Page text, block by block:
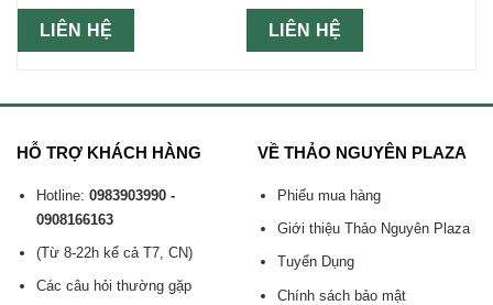
LIÊN HỆ LIÊN HỆ
HỖ TRỢ KHÁCH HÀNG
Hotline: 0983903990 -
0908166163
(Từ 8-22h kể cả T7, CN)
Các câu hỏi thường gặp
VỀ THẢO NGUYÊN PLAZA
Phiếu mua hàng
Giới thiệu Thảo Nguyên Plaza
Tuyển Dụng
Chính sách bảo mật